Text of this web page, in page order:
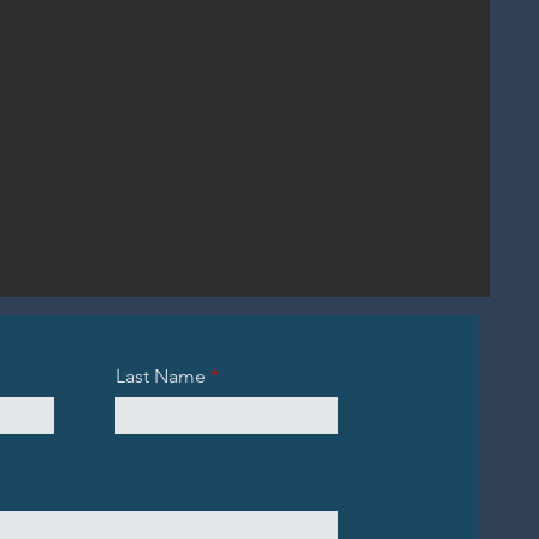
Last Name